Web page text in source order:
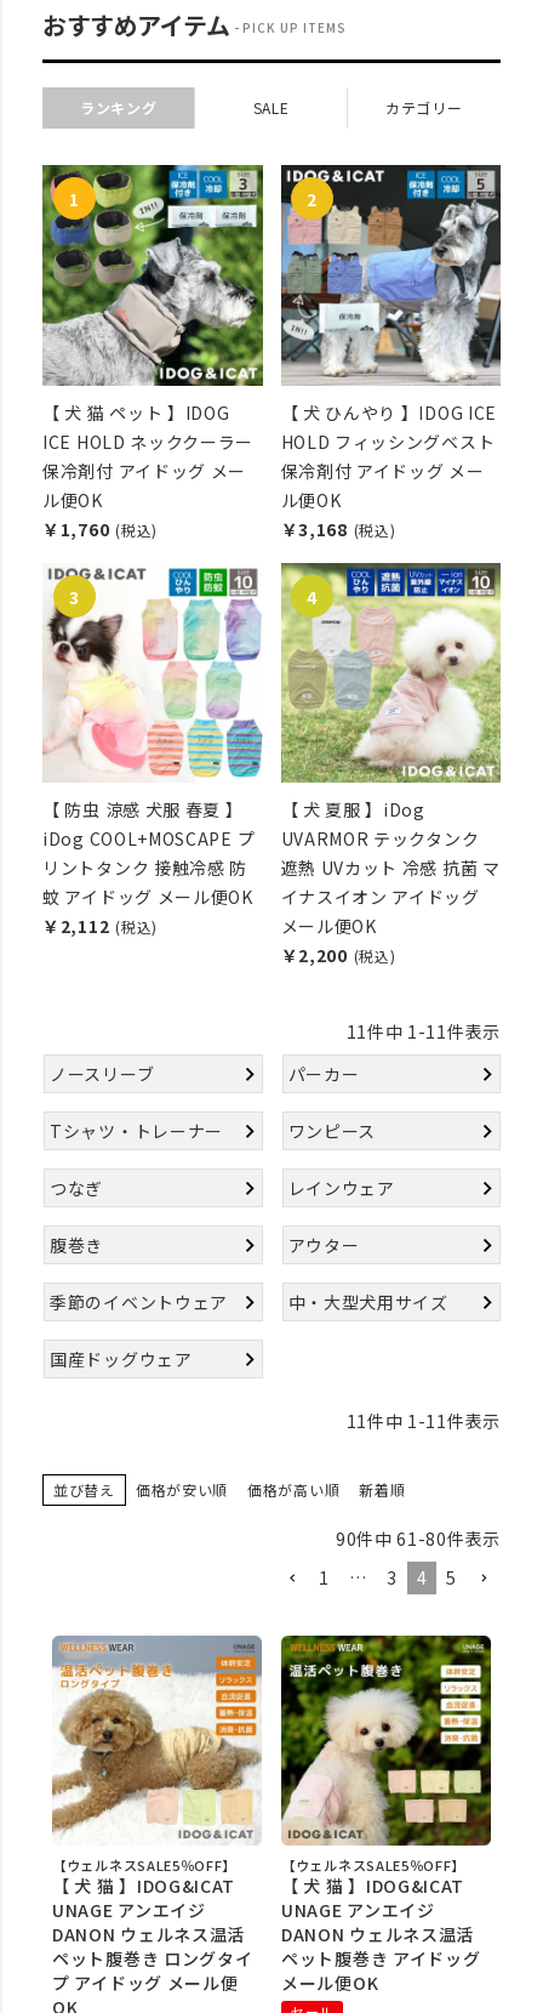
おすすめアイテム PICK UP ITEMS
ランキング SALE カテゴリー
【 犬 猫 ペット 】IDOG
ICE HOLD ネッククーラー
保冷剤付 アイドッグ メー
ル便OK
￥1,760 (税込)
【 犬 ひんやり 】IDOG ICE
HOLD フィッシングベスト
保冷剤付 アイドッグ メー
ル便OK
￥3,168 (税込)
【 防虫 涼感 犬服 春夏 】
iDog COOL+MOSCAPE プ
リントタンク 接触冷感 防
蚊 アイドッグ メール便OK
￥2,112 (税込)
【 犬 夏服 】iDog
UVARMOR テックタンク
遮熱 UVカット 冷感 抗菌 マ
イナスイオン アイドッグ
メール便OK
￥2,200 (税込)
11件中 1-11件表示
ノースリーブ
パーカー
Tシャツ・トレーナー ワンピース
つなぎ レインウェア
腹巻き アウター
季節のイベントウェア 中・大型犬用サイズ
国産ドッグウェア
11件中 1-11件表示
並び替え 価格が安い順 価格が高い順 新着順
90件中 61-80件表示
1
… 3 4 5
【ウェルネスSALE5％OFF】
【 犬 猫 】IDOG&ICAT
UNAGE アンエイジ
DANON ウェルネス温活
ペット腹巻き ロングタイ
プ アイドッグ メール便
OK
【ウェルネスSALE5％OFF】
【 犬 猫 】IDOG&ICAT
UNAGE アンエイジ
DANON ウェルネス温活
ペット腹巻き アイドッグ
メール便OK